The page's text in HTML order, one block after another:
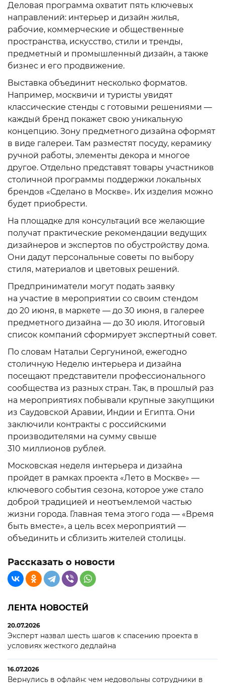
Деловая программа охватит пять ключевых
направлений: интерьер и дизайн жилья,
рабочие, коммерческие и общественные
пространства, искусство, стили и тренды,
предметный и промышленный дизайн, а также
бизнес и его продвижение.
Выставка объединит несколько форматов.
Например, москвичи и туристы увидят
классические стенды с готовыми решениями —
каждый бренд покажет свою уникальную
концепцию. Зону предметного дизайна оформят
в виде галереи. Там разместят посуду, керамику
ручной работы, элементы декора и многое
другое. Отдельно представят товары участников
столичной программы поддержки локальных
брендов «Сделано в Москве». Их изделия можно
будет приобрести.
На площадке для консультаций все желающие
получат практические рекомендации ведущих
дизайнеров и экспертов по обустройству дома.
Они дадут персональные советы по выбору
стиля, материалов и цветовых решений.
Предприниматели могут подать заявку
на участие в мероприятии со своим стендом
до 20 июня, в маркете — до 30 июня, в галерее
предметного дизайна — до 30 июля. Итоговый
список компаний сформирует экспертный совет.
По словам Натальи Сергуниной, ежегодно
столичную Неделю интерьера и дизайна
посещают представители профессионального
сообщества из разных стран. Так, в прошлый раз
на мероприятиях побывали крупные закупщики
из Саудовской Аравии, Индии и Египта. Они
заключили контракты с российскими
производителями на сумму свыше
310 миллионов рублей.
Московская неделя интерьера и дизайна
пройдет в рамках проекта «Лето в Москве» —
ключевого события сезона, которое уже стало
доброй традицией и неотъемлемой частью
жизни города. Главная тема этого года — «Время
быть вместе», а цель всех мероприятий —
объединить и сблизить жителей столицы.
Рассказать о новости
ЛЕНТА НОВОСТЕЙ
20.07.2026
Эксперт назвал шесть шагов к спасению проекта в
условиях жесткого дедлайна
16.07.2026
Вернулись в офлайн: чем недовольны сотрудники в